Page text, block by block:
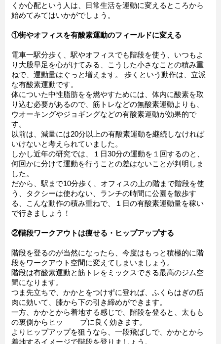
くか心配という人は、日常生活を運動に変えるところから
始めてみてはいかがでしょう。
①街やオフィスを有酸素運動のフィールドに変える
電車一駅分歩く、駅やオフィスでも階段を使う、いつもよ
り大股早足を心がけてみる、こうした小さなことの積み重
ねで、運動量はぐっと増えます。 歩くという動作は、立派
な有酸素運動です。
体についた中性脂肪をを燃やすためには、体内に酸素を取
り込む必要があるので、筋トレなどの無酸素運動よりも、
ウオーキングやジョギングなどの有酸素運動が効果的で
す。
以前は、減量には20分以上の有酸素運動を継続しなければ
いけないと考えられていました。
しかし近年の研究では、１日30分の運動を１回するのと、
何回かに分けて運動を行うことの差はないことが判明しま
した。
だから、駅まで10分歩く、オフィスの上の階まで階段を使
う、タクシーは使わない、ランチの時間に公園を散歩す
る、こんな動作の積み重ねで、１日の有酸素運動量を稼い
で行きましょう！
②階段ワークアウトは痩せる・ヒップアップする
階段を登るのが当然になったら、今度はもっと積極的に階
段をワークアウト空間に変えてしまいましょう。
階段は有酸素運動と筋トレをミックスできる最高のジム空
間になります。
つま先立ちで、かかとをつけずに登れば、ふくらはぎの筋
肉に効いて、膝から下の引き締めができます。
一方、かかとから着地する感じで、階段を登ると、太もも
の裏側からヒッ プに良く効きます。
よりヒップアップを狙うなら、一段飛ばしで、かかとから
着地するイメージで階段を登りましょう。